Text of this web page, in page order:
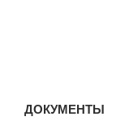
ДОКУМЕНТЫ